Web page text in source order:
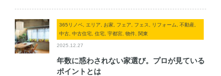
365リノベ, エリア, お家, フェア, フェス, リフォーム, 不動産,
中古, 中古住宅, 住宅, 宇都宮, 物件, 関東
2025.12.27
年数に惑わされない家選び。プロが見ている
ポイントとは